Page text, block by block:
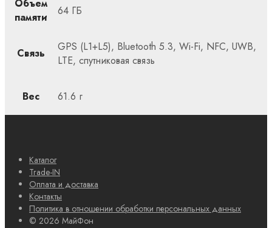
Объем
памяти
64 ГБ
Связь
GPS (L1+L5), Bluetooth 5.3, Wi-Fi, NFC, UWB,
LTE, спутниковая связь
Вес 61.6 г
Каталог
Trade-IN
Оплата и доставка
Контакты
Политика в отношении обработки персональных данных
© 2026 МайФон